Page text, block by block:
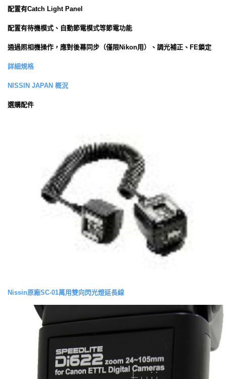
配置有Catch Light Panel
配置有待機模式、自動節電模式等節電功能
通過照相機操作，應對後幕同步（僅限Nikon用）、調光補正、FE鎖定
詳細規格
NISSIN JAPAN 概況
選購配件
Nissin原廠SC-01萬用雙向閃光燈延長線